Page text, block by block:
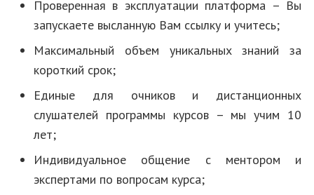
Проверенная в эксплуатации платформа – Вы
запускаете высланную Вам ссылку и учитесь;
Максимальный объем уникальных знаний за
короткий срок;
Единые для очников и дистанционных
слушателей программы курсов – мы учим 10
лет;
Индивидуальное общение с ментором и
экспертами по вопросам курса;